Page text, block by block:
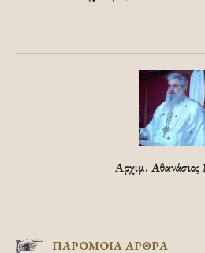
Αρχιμ. Αθανάσιος
ΠΑΡΟΜΟΙΑ ΑΡΘΡΑ